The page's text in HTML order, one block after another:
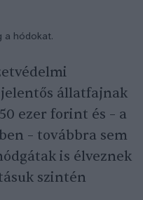
a hódokat.
állatfajnak
ezer forint és – a
– továbbra sem
is élveznek
szintén